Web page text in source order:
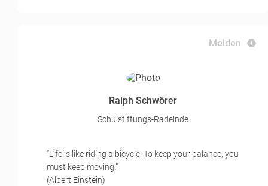
Melden
Ralph Schwörer
Schulstiftungs-Radelnde
“Life is like riding a bicycle. To keep your balance, you
must keep moving.”
(Albert Einstein)